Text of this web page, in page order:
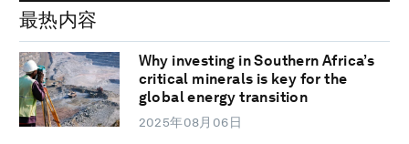
最热内容
Why investing in Southern Africa’s
critical minerals is key for the
global energy transition
2025年08月06日